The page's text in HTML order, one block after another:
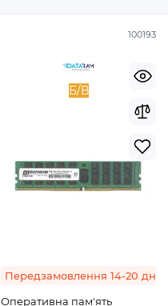
100193
Б/В
Передзамовлення 14-20 днів
Оперативна пам'ять